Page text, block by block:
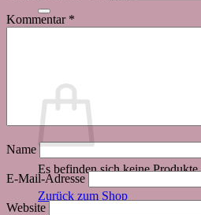
Es befinden sich keine
Zurück zum Shop
Kommentar *
Name
E-Mail-Adresse
Website